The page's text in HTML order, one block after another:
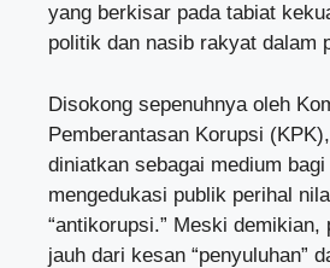
yang berkisar pada tabiat
politik dan nasib rakyat dalam
Disokong sepenuhnya oleh
Pemberantasan Korupsi
diniatkan sebagai medium
mengedukasi publik perihal
“antikorupsi.” Meski demikian,
jauh dari kesan “penyuluhan”